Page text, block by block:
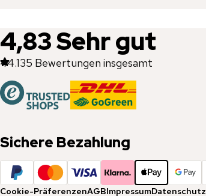
4,83Sehr gut
44.135 Bewertungen insgesamt
Sichere Bezahlung
Cookie-PräferenzenAGBImpressumDatenschutz